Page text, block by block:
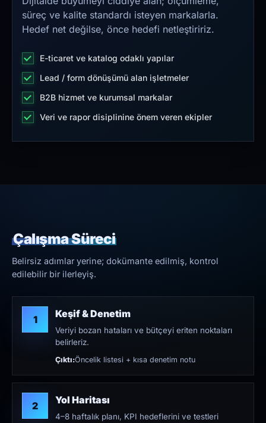
süreç ve kalite standardı isteyen markalarla.
Hedef net değilse, önce hedefi netleştiririz.
E-ticaret ve katalog odaklı yapılar
Lead / form dönüşümü alan işletmeler
B2B hizmet ve kurumsal markalar
Veri ve rapor disiplinine önem veren ekipler
Çalışma Süreci
Belirsiz adımlar yerine; dokümante edilmiş, kontrol
edilebilir bir ilerleyiş.
1 Keşif & Denetim
Veriyi bozan hataları ve bütçeyi eriten noktaları
belirleriz.
Çıktı:Öncelik listesi + kısa denetim notu
2 Yol Haritası
4–8 haftalık planı, KPI hedeflerini ve testleri